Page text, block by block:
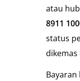
atau
8911
status
dikemas
Bayaran